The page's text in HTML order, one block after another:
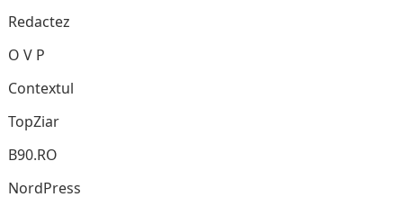
Redactez
O V P
Contextul
TopZiar
B90.RO
NordPress